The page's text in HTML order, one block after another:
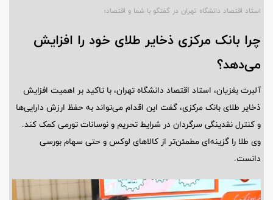
استاد اقتصاد دانشگاه تهران در گفتگو با شما و اقتصاد؛
چرا بانک مرکزی ذخایر طلای خود را افزایش
می‌دهد؟
آلبرت بغزیان، استاد اقتصاد دانشگاه تهران، با تاکید بر اهمیت افزایش
ذخایر طلای بانک مرکزی، گفت این اقدام می‌تواند به حفظ ارزش دارایی‌ها
و کنترل نقدینگی سرگردان در شرایط تحریم و نوسانات تورمی کمک کند.
وی طلا را گزینه‌ای مطمئن‌تر از کالاهای لوکس و حتی سهام بورسی
دانست.